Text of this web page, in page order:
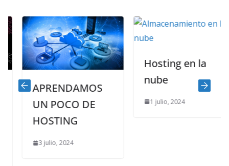
APRENDAMOS
UN POCO DE
HOSTING
3 julio, 2024
Hosting en la
nube
1 julio, 2024